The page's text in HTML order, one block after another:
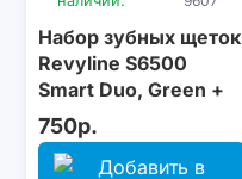
Набор зубных щеток
Revyline S6500
Smart Duo, Green +
Blue
750р.